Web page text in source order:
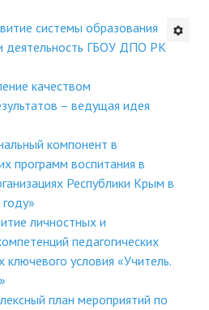
году 2026-2027
системы образования
деятельность ГБОУ ДПО РК
качеством
– ведущая идея
компонент в
программ воспитания в
Республики Крым в
личностных и
педагогических
ключевого условия «Учитель.
план мероприятий по